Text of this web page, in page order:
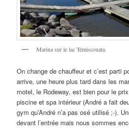
Marina sur le lac Témiscouata.
On change de chauffeur et c’est parti
arrive, une heure plus tard dans les
motel, le Rodeway, est bien pour le
piscine et spa intérieur (André a fait
gym qu’André n’a pas osé utilisé ;-).
devant l’entrée mais nous sommes